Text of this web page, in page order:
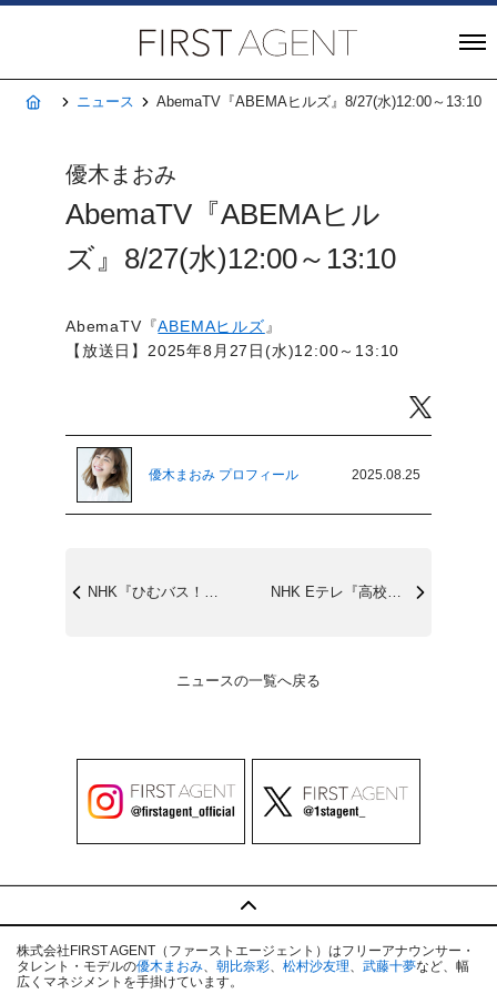
ホームニュース AbemaTV『ABEMAヒルズ』8/27(水)12:00～13:10
優木まおみ
AbemaTV『ABEMAヒル
ズ』8/27(水)12:00～13:10
AbemaTV『ABEMAヒルズ 』
【放送日】2025年8月27日(水)12:00～13:10
優木まおみ プロフィール 2025.08.25
NHK『ひむバス！』8/28(木)20:... NHK Eテレ『高校講座 地学基礎』8/...
ニュースの一覧へ戻る
株式会社FIRST AGENT（ファーストエージェント）はフリーアナウンサー・
タレント・モデルの優木まおみ、 朝比奈彩、 松村沙友理、 武藤十夢など、幅
広くマネジメントを手掛けています。